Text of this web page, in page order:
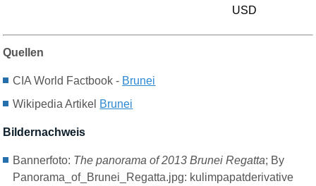
USD
Quellen
CIA World Factbook - Brunei
Wikipedia Artikel Brunei
Bildernachweis
Bannerfoto: The panorama of 2013 Brunei Regatta; By
Panorama_of_Brunei_Regatta.jpg: kulimpapatderivative